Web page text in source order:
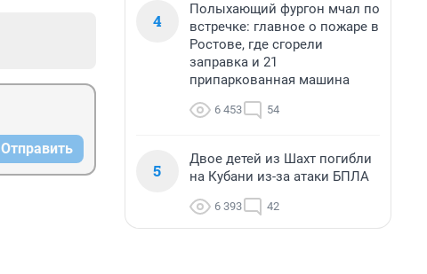
Отправить
4
Полыхающий фургон мчал по
встречке: главное о пожаре в
Ростове, где сгорели
заправка и 21
припаркованная машина
6 453 54
5
Двое детей из Шахт погибли
на Кубани из-за атаки БПЛА
6 393 42